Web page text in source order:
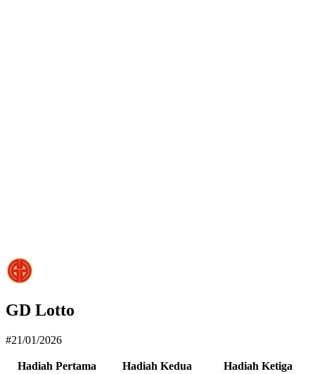
GD Lotto
#21/01/2026
Hadiah Pertama Hadiah Kedua
Hadiah Ketiga